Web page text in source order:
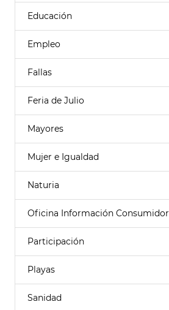
Educación
Empleo
Fallas
Feria de Julio
Mayores
Mujer e Igualdad
Naturia
Oficina Información Consumidor
Participación
Playas
Sanidad